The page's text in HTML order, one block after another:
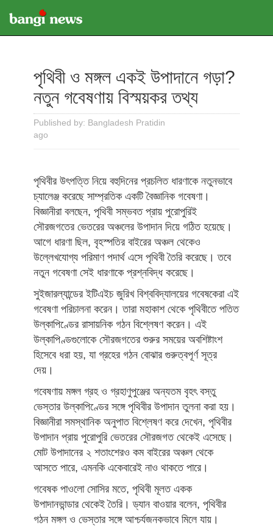
পৃথিবী ও মঙ্গল একই উপাদানে গড়া?
নতুন গবেষণায় বিস্ময়কর তথ্য
Published by: Bangladesh Pratidin
ago
পৃথিবীর উৎপত্তি নিয়ে বহুদিনের প্রচলিত ধারণাকে নতুনভাবে
চ্যালেঞ্জ করেছে সাম্প্রতিক একটি বৈজ্ঞানিক গবেষণা।
বিজ্ঞানীরা বলছেন, পৃথিবী সম্ভবত প্রায় পুরোপুরিই
সৌরজগতের ভেতরের অঞ্চলের উপাদান দিয়ে গঠিত হয়েছে।
আগে ধারণা ছিল, বৃহস্পতির বাইরের অঞ্চল থেকেও
উল্লেখযোগ্য পরিমাণ পদার্থ এসে পৃথিবী তৈরি করেছে। তবে
নতুন গবেষণা সেই ধারণাকে প্রশ্নবিদ্ধ করেছে।
সুইজারল্যান্ডের ইটিএইচ জুরিখ বিশ্ববিদ্যালয়ের গবেষকেরা এই
গবেষণা পরিচালনা করেন। তারা মহাকাশ থেকে পৃথিবীতে পতিত
উল্কাপিণ্ডের রাসায়নিক গঠন বিশ্লেষণ করেন। এই
উল্কাপিণ্ডগুলোকে সৌরজগতের শুরুর সময়ের অবশিষ্টাংশ
হিসেবে ধরা হয়, যা গ্রহের গঠন বোঝার গুরুত্বপূর্ণ সূত্র
দেয়।
গবেষণায় মঙ্গল গ্রহ ও গ্রহাণুপুঞ্জের অন্যতম বৃহৎ বস্তু
ভেস্তার উল্কাপিণ্ডের সঙ্গে পৃথিবীর উপাদান তুলনা করা হয়।
বিজ্ঞানীরা সমস্থানিক অনুপাত বিশ্লেষণ করে দেখেন, পৃথিবীর
উপাদান প্রায় পুরোপুরি ভেতরের সৌরজগত থেকেই এসেছে।
মোট উপাদানের ২ শতাংশেরও কম বাইরের অঞ্চল থেকে
আসতে পারে, এমনকি একেবারেই নাও থাকতে পারে।
গবেষক পাওলো সোসির মতে, পৃথিবী মূলত একক
উপাদানভান্ডার থেকেই তৈরি। ড্যান বাওয়ার বলেন, পৃথিবীর
গঠন মঙ্গল ও ভেস্তার সঙ্গে আশ্চর্যজনকভাবে মিলে যায়।